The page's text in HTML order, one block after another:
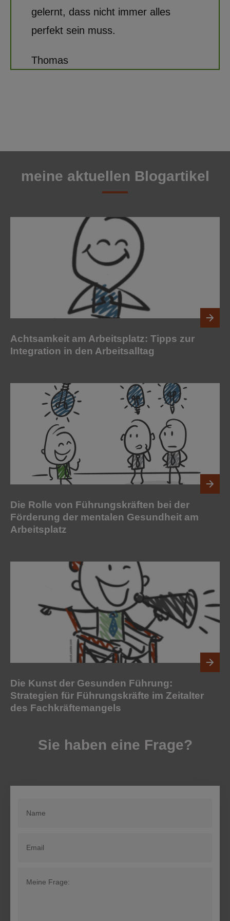
gelernt, dass nicht immer alles
perfekt sein muss.
Thomas
meine aktuellen Blogartikel
Achtsamkeit am Arbeitsplatz: Tipps zur
Integration in den Arbeitsalltag
Die Rolle von Führungskräften bei der
Förderung der mentalen Gesundheit am
Arbeitsplatz
Die Kunst der Gesunden Führung:
Strategien für Führungskräfte im Zeitalter
des Fachkräftemangels
Sie haben eine Frage?